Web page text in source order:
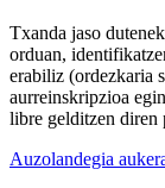
Txanda jaso
orduan,
erabiliz (ordezkaria
aurreinskripzioa
libre gelditzen diren
Auzolandegia